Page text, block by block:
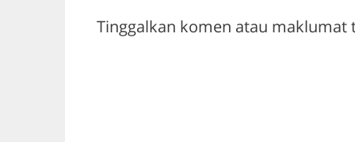
Tinggalkan komen atau maklumat